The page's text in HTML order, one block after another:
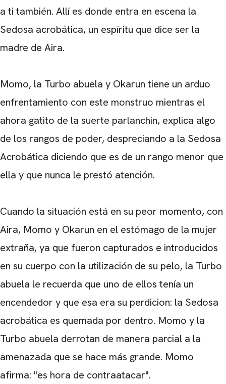
a ti también. Allí es donde entra en escena la
Sedosa acrobática, un espíritu que dice ser la
madre de Aira.
Momo, la Turbo abuela y Okarun tiene un arduo
enfrentamiento con este monstruo mientras el
ahora gatito de la suerte parlanchin, explica algo
de los rangos de poder, despreciando a la Sedosa
Acrobática diciendo que es de un rango menor que
ella y que nunca le prestó atención.
Cuando la situación está en su peor momento, con
Aira, Momo y Okarun en el estómago de la mujer
extraña, ya que fueron capturados e introducidos
en su cuerpo con la utilización de su pelo, la Turbo
abuela le recuerda que uno de ellos tenía un
encendedor y que esa era su perdicion: la Sedosa
acrobática es quemada por dentro. Momo y la
Turbo abuela derrotan de manera parcial a la
amenazada que se hace más grande. Momo
afirma: "es hora de contraatacar".